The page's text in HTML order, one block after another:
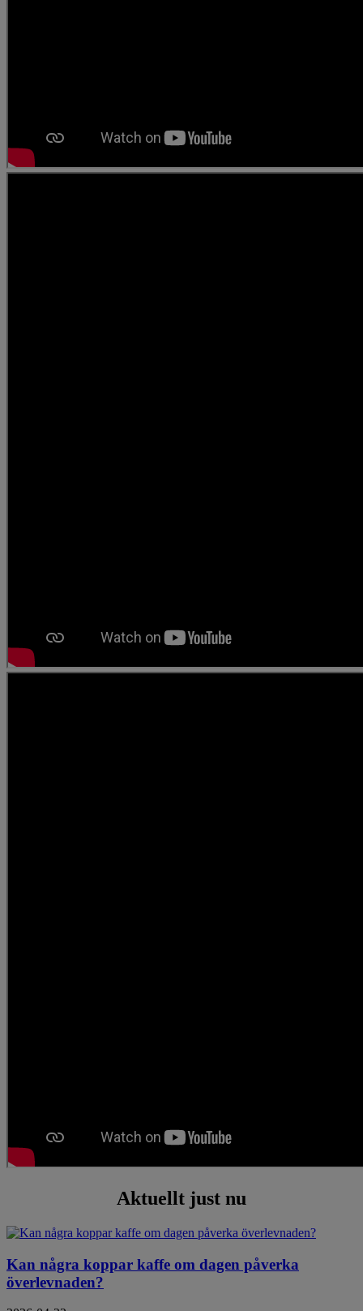
Aktuellt just nu
Kan några koppar kaffe om dagen påverka
överlevnaden?